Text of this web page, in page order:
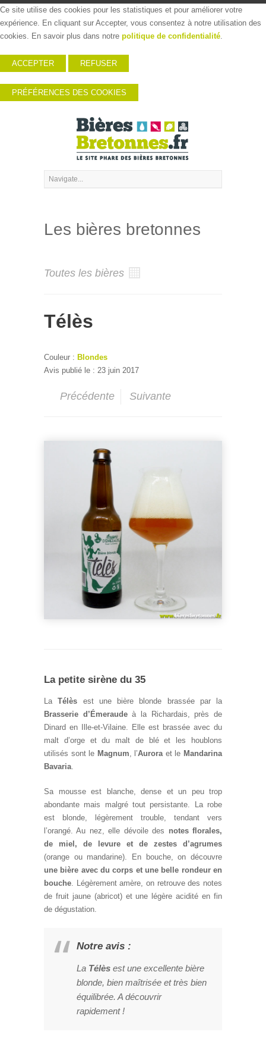
Ce site utilise des cookies pour les statistiques et pour améliorer votre
expérience. En cliquant sur Accepter, vous consentez à notre utilisation des
cookies. En savoir plus dans notre politique de confidentialité.
ACCEPTER REFUSER
PRÉFÉRENCES DES COOKIES
Les bières bretonnes
Toutes les bières
Télès
Couleur : Blondes
Avis publié le : 23 juin 2017
Précédente Suivante
La petite sirène du 35
LaTélès est une bière blonde brassée par la
Brasserie d’Émeraudeà la Richardais, près de
Dinard en Ille-et-Vilaine. Elle est brassée avec du
malt d’orge et du malt de blé et les houblons
utilisés sont le Magnum, l’Auroraet le Mandarina
Bavaria.
Sa mousse est blanche, dense et un peu trop
abondante mais malgré tout persistante. La robe
est blonde, légèrement trouble, tendant vers
l’orangé. Au nez, elle dévoile des notes florales,
de miel, de levure et de zestes d’agrumes
(orange ou mandarine). En bouche, on découvre
une bière avec du corps et une belle rondeur en
bouche. Légèrement amère, on retrouve des notes
de fruit jaune (abricot) et une légère acidité en fin
de dégustation.
Notre avis :
La Télès est une excellente bière
blonde, bien maîtrisée et très bien
équilibrée. A découvrir
rapidement !